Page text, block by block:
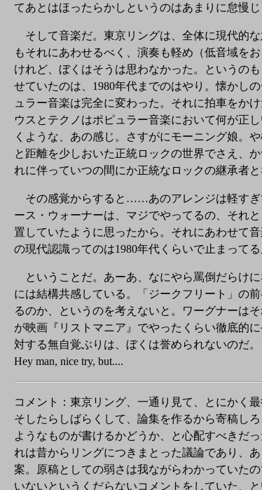
てあとはほったらかしというのはあまりに怠慢じ
そして音楽だ。東京リングは、全体に現代的
もそれにあわせるべく、演奏も軽め（低音域を
けれど、ぼくはそうは思わなかった。というの
せていたのは、1980年代までのはやり。懐かし
ュラー音楽は完全に変わった。それに拍車をか
ウスとテクノはポピュラー音楽において何が正
くような、あの感じ。さすがにモーニング娘。
と距離を少しおいた正統ロックの世界でさえ、
れに伴っていつの間にか正統なロックの継承者
その感覚からすると……あのアレンジは軽すぎ
ース・ウォーナーは、マジでやってるの、それ
置していたように思ったから。それにあわせて
の現代認識ってのは1980年代くらいで止まって
ということだ。あーあ、なにやら罵倒だらけ
には結構共感している。「ジークフリート」の
るのか、というのを考えないと。ワーグナーは
が映画『リストマニア』でやったくらい徹底的
対する無自覚ぶりは、ぼくは誉められないのだ
Hey man, nice try, but....
コメント：東京リング、一通り見て、とにかく
そしたらしばらくして、論集を作るから寄稿し
ようなものが書けるかどうか、と心配すべきだ
れは昔からリングにつきまとった議論であり、
案。原稿としての弱さは我ながらわかっていた
いないというくだらないコメントをしていた、